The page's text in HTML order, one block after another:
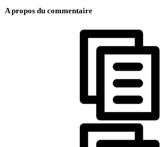
A propos du commentaire